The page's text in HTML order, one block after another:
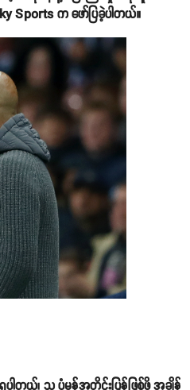
Sports က ဖော်ပြခဲ့ပါတယ်။
တယ်၊ သူ ပုံမှန်အတိုင်းပြန်ဖြစ်ဖို့ အချိန်